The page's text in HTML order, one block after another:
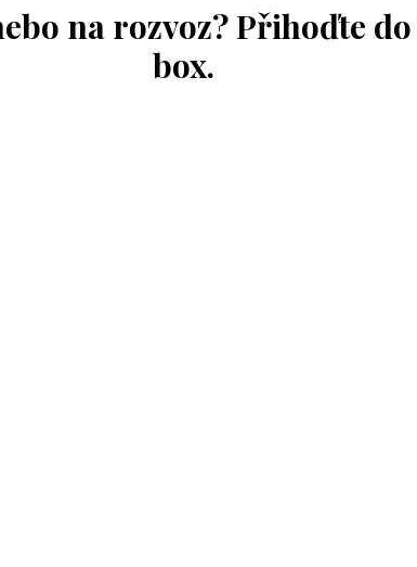
na rozvoz? Přihoďte
box.